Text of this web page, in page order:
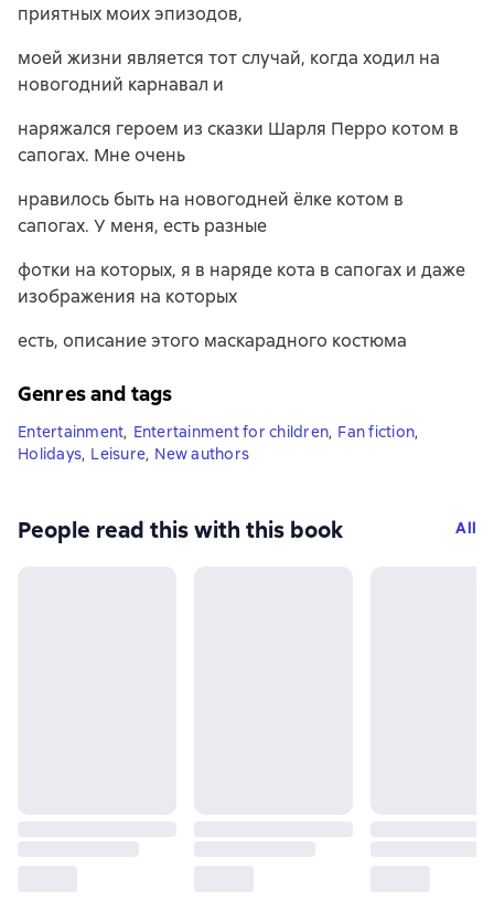
приятных моих эпизодов,
моей жизни является тот случай, когда ходил на
новогодний карнавал и
наряжался героем из сказки Шарля Перро котом в
сапогах. Мне очень
нравилось быть на новогодней ёлке котом в
сапогах. У меня, есть разные
фотки на которых, я в наряде кота в сапогах и даже
изображения на которых
есть, описание этого маскарадного костюма
Genres and tags
Entertainment, Entertainment for children, Fan fiction,
Holidays, Leisure, New authors
People read this with this book All